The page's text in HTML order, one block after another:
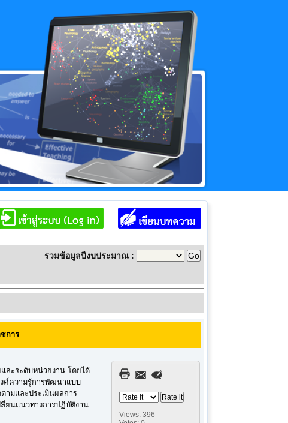
รวมข้อมูลปีงบประมาณ :
การ
Views: 396
ะระดับหน่วยงาน โดยได้
ค์ความรู้การพัฒนาแบบ
ามและประเมินผลการ
ยนแนวทางการปฏิบัติงาน